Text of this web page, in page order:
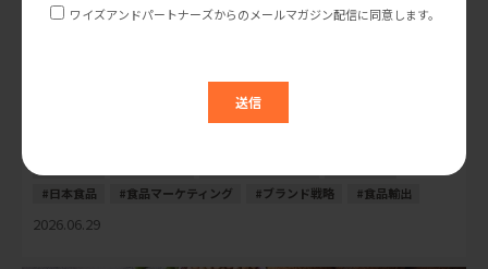
寿司、ラーメン、抹茶。 これらは今や、アメリカ市場において日
本食品を代表する存在となりました。 実際、多くの日本企業にと
日本食品
食品マーケティング ブランド戦略 食品輸出
2026.06.29